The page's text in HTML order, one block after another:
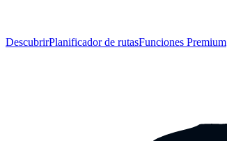
DescubrirPlanificador de rutasFunciones Premium